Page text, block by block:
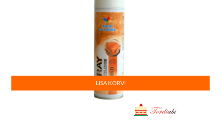
LISA KORVI